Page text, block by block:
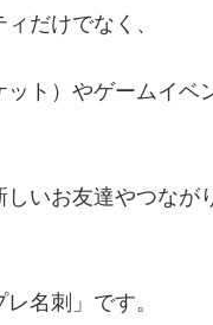
だけでなく、
ト）やゲームイ
いお友達やつなが
名刺」です。